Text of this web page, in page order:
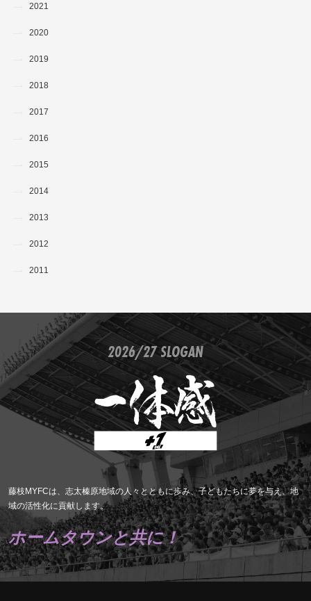
2021
2020
2019
2018
2017
2016
2015
2014
2013
2012
2011
2026/27 SLOGAN
藤枝MYFCは、志太榛原地域の人々とともに歩み、子どもたちに夢を与え、地
域の活性化に貢献します。
ホームタウンと共に！